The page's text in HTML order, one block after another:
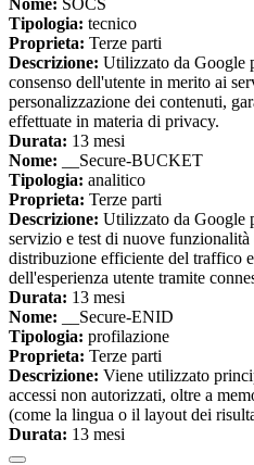
Nome: SOCS
Tipologia: tecnico
Proprieta: Terze parti
Descrizione: Utilizzato da Google
consenso dell'utente in merito ai
personalizzazione dei contenuti,
effettuate in materia di privacy.
Durata: 13 mesi
Nome: __Secure-BUCKET
Tipologia: analitico
Proprieta: Terze parti
Descrizione: Utilizzato da Google
servizio e test di nuove
distribuzione efficiente del traffico
dell'esperienza utente tramite
Durata: 13 mesi
Nome: __Secure-ENID
Tipologia: profilazione
Proprieta: Terze parti
Descrizione: Viene utilizzato
accessi non autorizzati, oltre a
(come la lingua o il layout dei
Durata: 13 mesi